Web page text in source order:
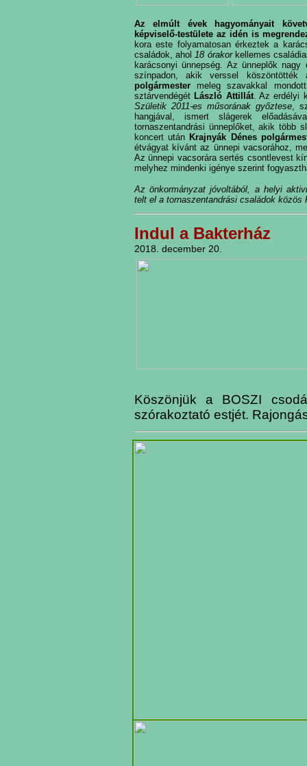
Az elmúlt évek hagyományait
képviselő-testülete az idén is
kora este folyamatosan érkeztek a
családok, ahol18 órakorkellemes
karácsonyi ünnepség. Az ünneplők
színpadon, akik verssel
polgármester meleg szavakkal
sztárvendégét László Attillát. Az erdélyi
Születik 2011-es műsorának győztese,
hangjával, ismert slágerek
tornaszentandrási ünneplőket, akik több
koncert után Krajnyák Dénes
étvágyat kívánt az ünnepi vacsorához,
Az ünnepi vacsorára sertés csontlevest
melyhez mindenki igénye szerint
Az önkormányzat jóvoltából, a helyi
telt el a tornaszentandrási családok közös
Indul a Bakterház
2018. december 20.
Köszönjük a BOSZI
szórakoztató estjét.